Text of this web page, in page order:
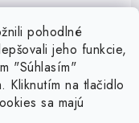
pohodlné
jeho funkcie,
"Súhlasím"
Kliknutím na tlačidlo
sa majú